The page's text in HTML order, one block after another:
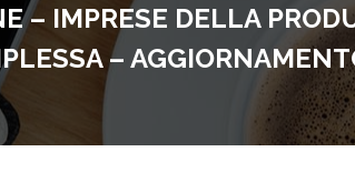
– IMPRESE DELLA
–